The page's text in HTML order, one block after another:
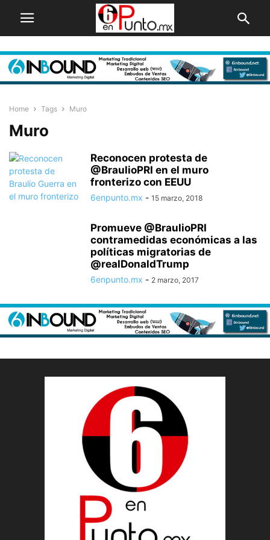
Home Tags Muro
Muro
Reconocen protesta de
@BraulioPRI en el muro
fronterizo con EEUU
6enpunto.mx - 15 marzo, 2018
Promueve @BraulioPRI
contramedidas económicas a las
políticas migratorias de
@realDonaldTrump
6enpunto.mx - 2 marzo, 2017